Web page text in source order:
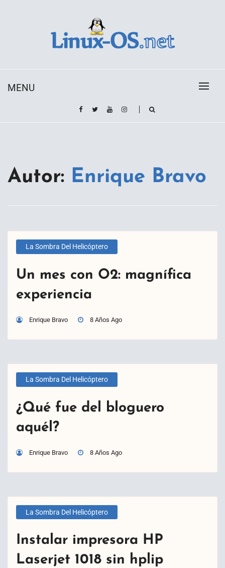
MENU
Autor: Enrique Bravo
La Sombra Del Helicóptero
Un mes con O2: magnífica
experiencia
Enrique Bravo 8 Años Ago
La Sombra Del Helicóptero
¿Qué fue del bloguero
aquél?
Enrique Bravo 8 Años Ago
La Sombra Del Helicóptero
Instalar impresora HP
Laserjet 1018 sin hplip